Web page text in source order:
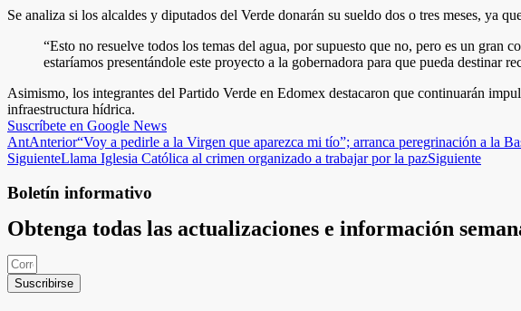
Se analiza si los alcaldes y diputados del Verde donarán su sueldo dos o tres meses, ya
“Esto no resuelve todos los temas del agua, por supuesto que no, pero es un gran
estaríamos presentándole este proyecto a la gobernadora para que pueda destinar
Asimismo, los integrantes del Partido Verde en Edomex destacaron que continuarán
infraestructura hídrica.
Suscríbete en Google News
AntAnterior“Voy a pedirle a la Virgen que aparezca mi tío”; arranca peregrinación a la
SiguienteLlama Iglesia Católica al crimen organizado a trabajar por la pazSiguiente
Boletín informativo
Obtenga todas las actualizaciones e información
Suscribirse